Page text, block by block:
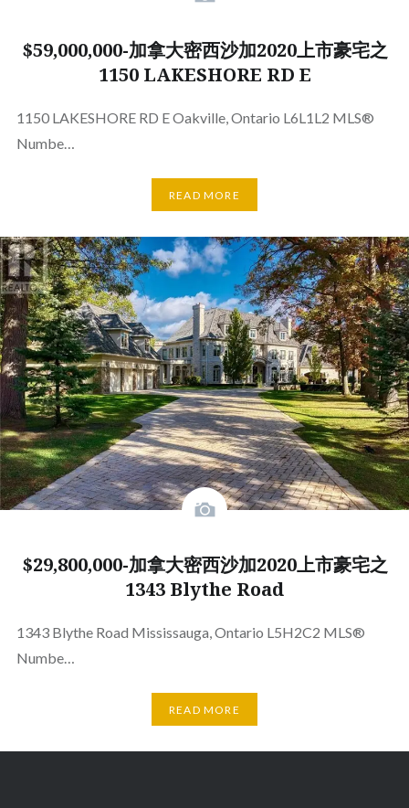
$59,000,000-加拿大密西沙加2020上市豪宅之
1150 LAKESHORE RD E
1150 LAKESHORE RD E Oakville, Ontario L6L1L2 MLS®
Numbe…
READ MORE
$29,800,000-加拿大密西沙加2020上市豪宅之
1343 Blythe Road
1343 Blythe Road Mississauga, Ontario L5H2C2 MLS®
Numbe…
READ MORE